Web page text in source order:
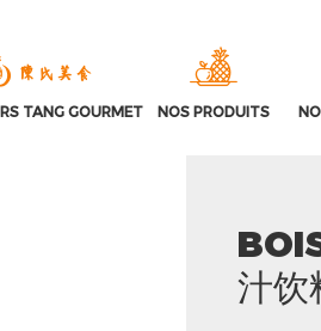
TANG GOURMET NOS PRODUITS
汁饮